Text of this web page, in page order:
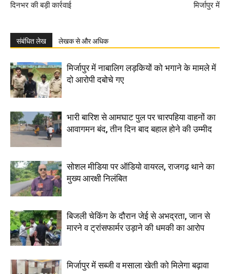
दिनभर की बड़ी कार्रवाई
मिर्जापुर में
संबंधित लेख लेखक से और अधिक
मिर्जापुर में नाबालिग लड़कियों को भगाने के मामले में
दो आरोपी दबोचे गए
भारी बारिश से आमघाट पुल पर चारपहिया वाहनों का
आवागमन बंद, तीन दिन बाद बहाल होने की उम्मीद
सोशल मीडिया पर ऑडियो वायरल, राजगढ़ थाने का
मुख्य आरक्षी निलंबित
बिजली चेकिंग के दौरान जेई से अभद्रता, जान से
मारने व ट्रांसफार्मर उड़ाने की धमकी का आरोप
मिर्जापुर में सब्जी व मसाला खेती को मिलेगा बढ़ावा